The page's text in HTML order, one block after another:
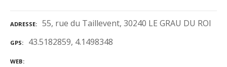
ADRESSE 55, rue du Taillevent, 30240 LE GRAU DU ROI
GPS 43.5182859, 4.1498348
WEB